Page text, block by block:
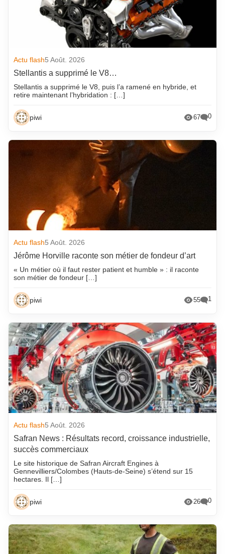
Actu flash5 Août. 2026
Stellantis a supprimé le V8…
Stellantis a supprimé le V8, puis l’a ramené en hybride, et
retire maintenant l’hybridation : […]
piwi 67 0
Actu flash5 Août. 2026
Jérôme Horville raconte son métier de fondeur d’art
« Un métier où il faut rester patient et humble » : il raconte
son métier de fondeur […]
piwi 55 1
Actu flash5 Août. 2026
Safran News : Résultats record, croissance industrielle,
succès commerciaux
Le site historique de Safran Aircraft Engines à
Gennevilliers/Colombes (Hauts-de-Seine) s’étend sur 15
hectares. Il […]
piwi 26 0